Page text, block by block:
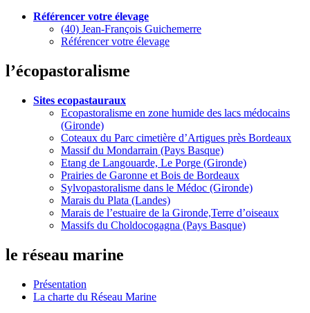
Référencer votre élevage
(40) Jean-François Guichemerre
Référencer votre élevage
l’écopastoralisme
Sites ecopastauraux
Ecopastoralisme en zone humide des lacs médocains
(Gironde)
Coteaux du Parc cimetière d’Artigues près Bordeaux
Massif du Mondarrain (Pays Basque)
Etang de Langouarde, Le Porge (Gironde)
Prairies de Garonne et Bois de Bordeaux
Sylvopastoralisme dans le Médoc (Gironde)
Marais du Plata (Landes)
Marais de l’estuaire de la Gironde,Terre d’oiseaux
Massifs du Choldocogagna (Pays Basque)
le réseau marine
Présentation
La charte du Réseau Marine